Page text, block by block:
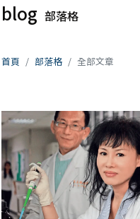
blog 部落格
首頁 部落格 全部文章